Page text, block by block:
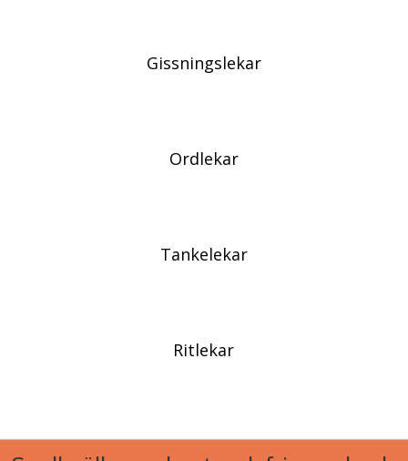
Gissningslekar
Ordlekar
Tankelekar
Ritlekar